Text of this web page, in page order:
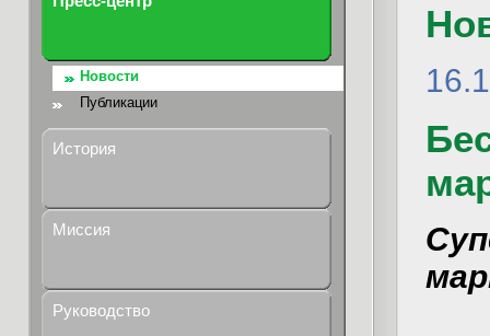
Новости
Публикации
История
Миссия
Руководство